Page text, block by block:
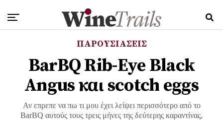
ΠΑΡΟΥΣΙΑΣΕΙΣ
BarBQ Rib-Eye Black
Angus και scotch eggs
Αν επρεπε να πω τι μου έχει λείψει περισσότερο από το
BarBQ αυτούς τους τρεις μήνες της δεύτερης καραντίνας,